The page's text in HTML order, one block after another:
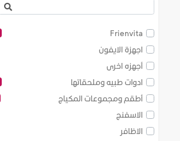
Frienvita
اجهزة الايفون
أجهزه اخرى
ادوات طبيه وملحقاتها
أطقم ومجموعات المكياج
الاسفنج
الاظافر